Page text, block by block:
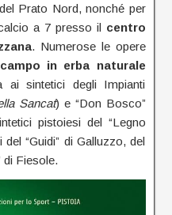
Prato Nord, nonché per
a 7 presso il centro
. Numerose le opere
campo in erba naturale
ai sintetici degli Impianti
Sancat) e “Don Bosco”
pistoiesi del “Legno
“Guidi” di Galluzzo, del
di Fiesole.